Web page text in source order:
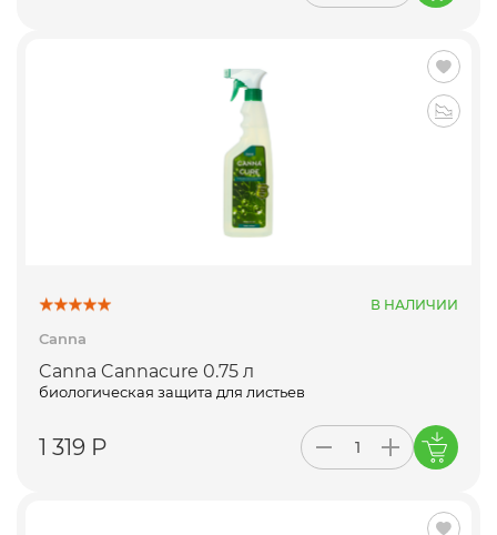
В НАЛИЧИИ
Canna
Canna Cannacure 0.75 л
биологическая защита для листьев
1 319 Р